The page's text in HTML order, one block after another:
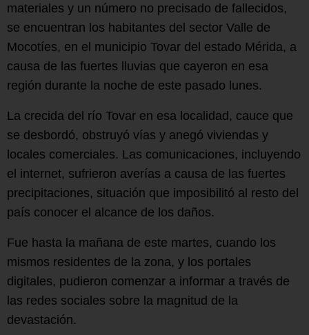
materiales y un número no precisado de fallecidos,
se encuentran los habitantes del sector Valle de
Mocotíes, en el municipio Tovar del estado Mérida, a
causa de las fuertes lluvias que cayeron en esa
región durante la noche de este pasado lunes.
La crecida del río Tovar en esa localidad, cauce que
se desbordó, obstruyó vías y anegó viviendas y
locales comerciales. Las comunicaciones, incluyendo
el internet, sufrieron averías a causa de las fuertes
precipitaciones, situación que imposibilitó al resto del
país conocer el alcance de los daños.
Fue hasta la mañana de este martes, cuando los
mismos residentes de la zona, y los portales
digitales, pudieron comenzar a informar a través de
las redes sociales sobre la magnitud de la
devastación.